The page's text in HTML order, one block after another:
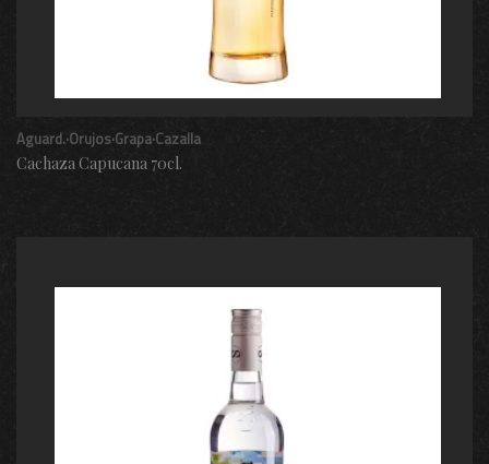
Aguard.·Orujos·Grapa·Cazalla
Cachaza Capucana 70cl.